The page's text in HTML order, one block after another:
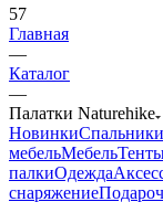
57
Главная
—
Каталог
—
Палатки Naturehike
НовинкиСпальники
мебельМебель
палкиОдежда
снаряжение